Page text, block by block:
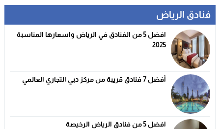
فنادق الرياض
افضل 5 من الفنادق في الرياض واسعارها المناسبة
2025
أفضل 7 فنادق قريبة من مركز دبي التجاري العالمي
افضل 5 من فنادق الرياض الرخيصة